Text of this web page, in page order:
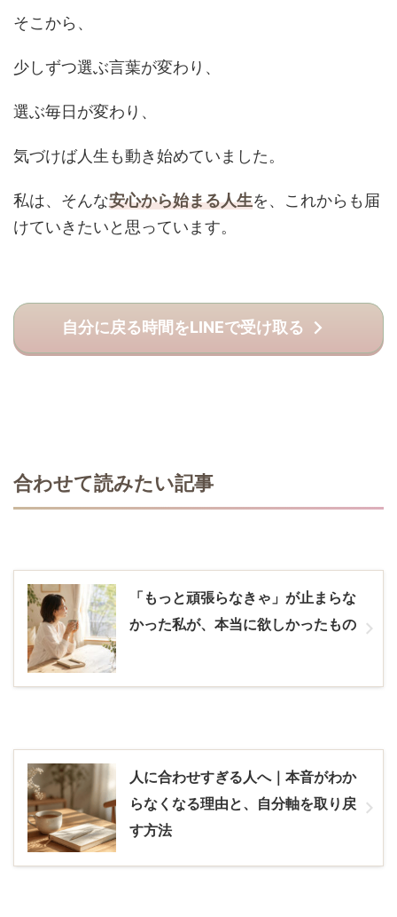
そこから、
少しずつ選ぶ言葉が変わり、
選ぶ毎日が変わり、
気づけば人生も動き始めていました。
私は、そんな安心から始まる人生を、これからも届
けていきたいと思っています。
自分に戻る時間をLINEで受け取る
合わせて読みたい記事
「もっと頑張らなきゃ」が止まらな
かった私が、本当に欲しかったもの
人に合わせすぎる人へ｜本音がわか
らなくなる理由と、自分軸を取り戻
す方法